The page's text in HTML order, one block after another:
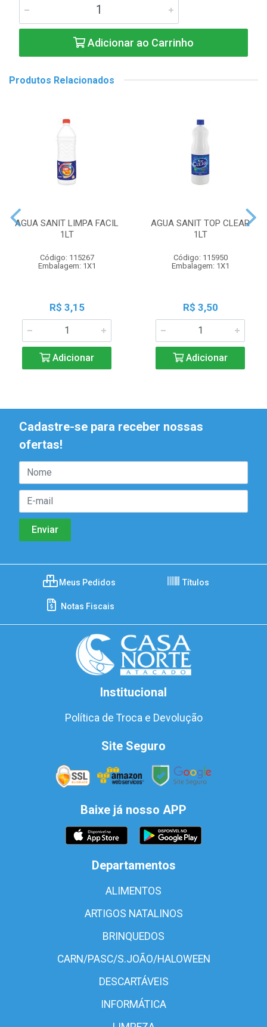
Adicionar ao Carrinho
Produtos Relacionados
AGUA SANIT LIMPA FACIL
1LT
Código: 115267
Embalagem: 1X1
R$ 3,15
Adicionar
AGUA SANIT TOP CLEAR
1LT
Código: 115950
Embalagem: 1X1
R$ 3,50
Adicionar
Cadastre-se para receber nossas
ofertas!
Meus Pedidos Títulos
Notas Fiscais
Institucional
Política de Troca e Devolução
Site Seguro
Baixe já nosso APP
Departamentos
ALIMENTOS
ARTIGOS NATALINOS
BRINQUEDOS
CARN/PASC/S.JOÃO/HALOWEEN
DESCARTÁVEIS
INFORMÁTICA